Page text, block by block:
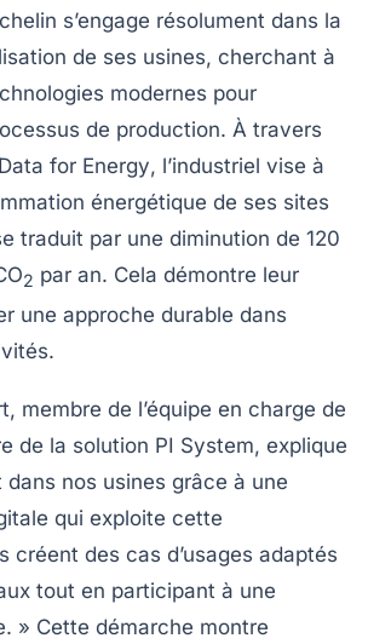
s’engage résolument dans la
de ses usines, cherchant à
modernes pour
de production. À travers
Data for Energy, l’industriel vise à
énergétique de ses sites
traduit par une diminution de 120
2 par an. Cela démontre leur
une approche durable dans
membre de l’équipe en charge de
de la solution PI System, explique
dans nos usines grâce à une
qui exploite cette
créent des cas d’usages adaptés
tout en participant à une
» Cette démarche montre